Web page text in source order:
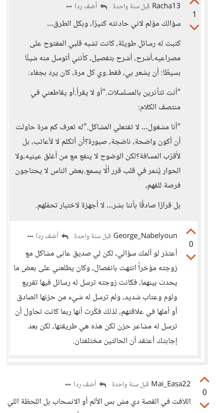
1
Racha13 قبل سنة واحدة أضف ردا
سؤالك مؤلم لاني حادثته كثيرًا، وبكل الطرق…
كتبت له رسائل طويلة، كانت تشبه قلبي المفتوح على
مصراعيه،أشرح، أشرح بتفصيل، كأنني أتوسل منه شيئًا
بسيطًا: أن يشعر بي، فقط.وي كل مرة، كان يرد بجفاء:
"أنتِ تتأثرين بالمسلسلات."أو لا يقرأ.أو يقاطعني في
منتصف الكلام:
"أنا مشغول… لا تفتعلي المشاكل."له تعرف كم مرة حاولت
أن أكون واضحة، ناضجة، صبورة؟أن أتكلم لا لأعاتب، بل
لأُقرّب المسافة؟لكن الوضوح لا ينفع مع من أغلق عينيه،ولا
الحوار يُثمر في قلب قرر ألّا يسمع.بعض الناس لا يحتاجون
فرصة للفهم،
بل قرارًا صادقًا بأننا بشر… لا أجهزة لاختبار تحمّلهم.
0
George_Nabelyoun قبل سنة واحدة أضف ردا
أعتذر لو آلمك سؤالي، لكن لي صديق عانى مشاكل مع
زوجته مؤخراً انتهت بانفصال، وكان يطلعني على بعض ما
يحدث بينهما، فكانت زوجته ترسل له رسائل فيها تقريع
ولوم وعتاب شديد، ولم ترسل له شيء من حزنها الصادق
أو أملها في علاقتهم، لذلك فكّرت أنها ربما كانت تحاول أن
ترسل له مشاعر حزن لكن هذه هي طريقتها، لكن بعد
إجابتك أعتقد أن الحالتين مختلفتان.
0
Mai_Easa22 قبل سنة واحدة أضف ردا
اللافت في القصة دي مش بس الألم أو الانسحاب بل اللحظة اللي